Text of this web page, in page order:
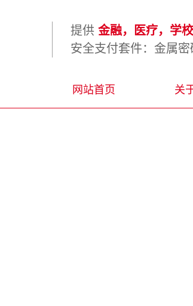
提供 金融，医疗，学
安全支付套件：金属
网站首页 关